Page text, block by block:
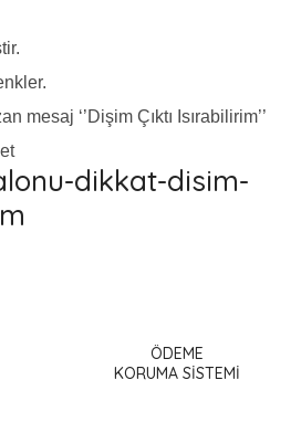
mesaj ‘’Dişim Çıktı Isırabilirim’’
ÖDEME
KORUMA SİSTEMİ